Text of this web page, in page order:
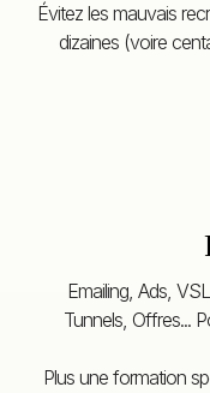
Évitez les mauvais
dizaines (voire
Emailing, Ads,
Tunnels, Offres...
Plus une formation